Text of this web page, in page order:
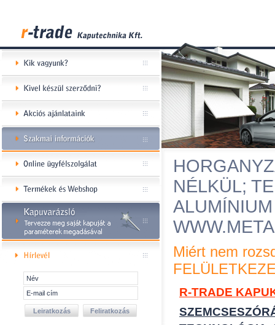
NÉLKÜL;
Miért nem
R-TRADE